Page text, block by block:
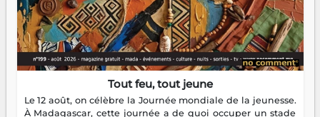
Tout feu, tout jeune
Le 12 août, on célèbre la Journée mondiale de la jeunesse.
À Madagascar, cette journée a de quoi occuper un stade